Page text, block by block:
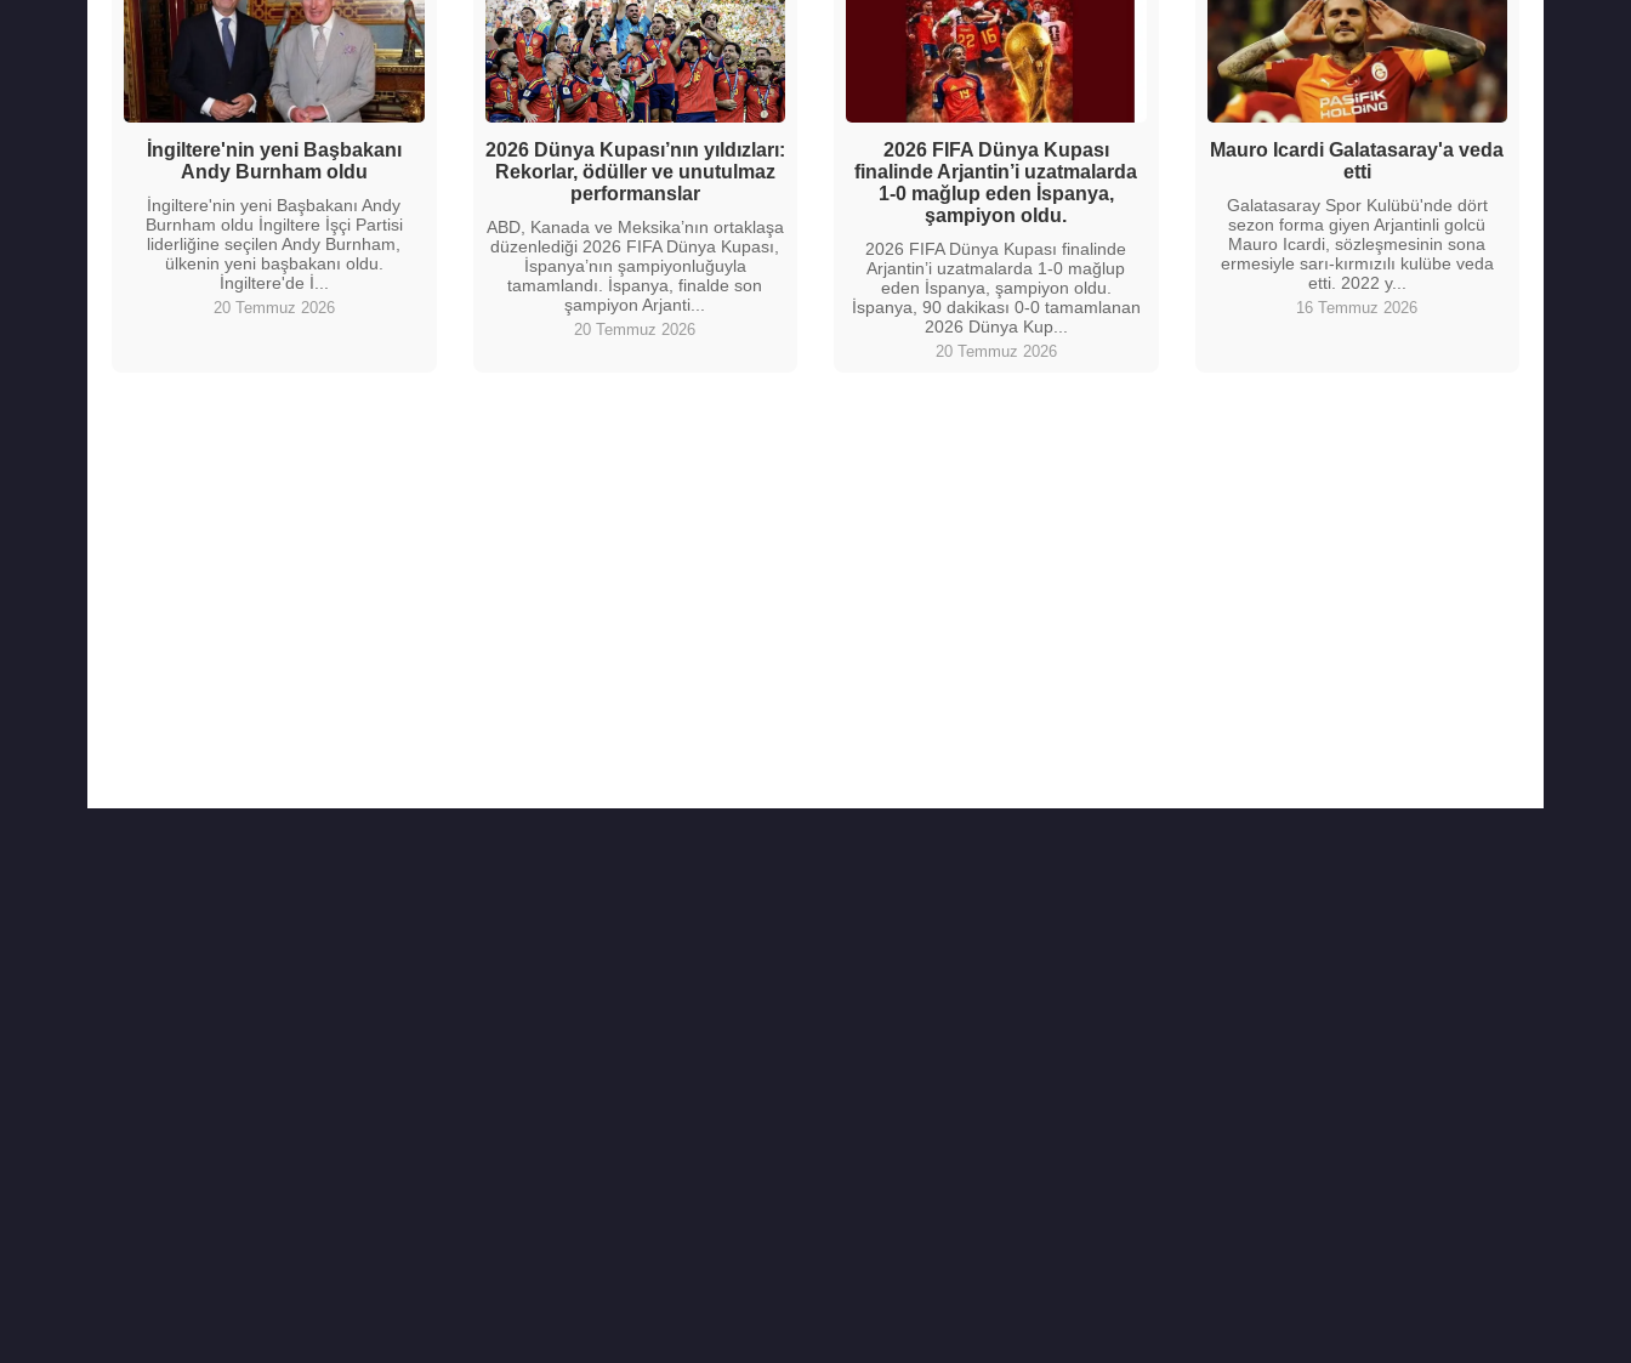
İngiltere'nin yeni Başbakanı
Andy Burnham oldu
İngiltere'nin yeni Başbakanı Andy
Burnham oldu İngiltere İşçi Partisi
liderliğine seçilen Andy Burnham,
ülkenin yeni başbakanı oldu.
İngiltere'de İ...
20 Temmuz 2026
2026 Dünya Kupası’nın yıldızları:
Rekorlar, ödüller ve unutulmaz
performanslar
ABD, Kanada ve Meksika’nın ortaklaşa
düzenlediği 2026 FIFA Dünya Kupası,
İspanya’nın şampiyonluğuyla
tamamlandı. İspanya, finalde son
şampiyon Arjanti...
20 Temmuz 2026
2026 FIFA Dünya Kupası
finalinde Arjantin’i uzatmalarda
1-0 mağlup eden İspanya,
şampiyon oldu.
2026 FIFA Dünya Kupası finalinde
Arjantin’i uzatmalarda 1-0 mağlup
eden İspanya, şampiyon oldu.
İspanya, 90 dakikası 0-0 tamamlanan
2026 Dünya Kup...
20 Temmuz 2026
Mauro Icardi Galatasaray'a veda
etti
Galatasaray Spor Kulübü'nde dört
sezon forma giyen Arjantinli golcü
Mauro Icardi, sözleşmesinin sona
ermesiyle sarı-kırmızılı kulübe veda
etti. 2022 y...
16 Temmuz 2026